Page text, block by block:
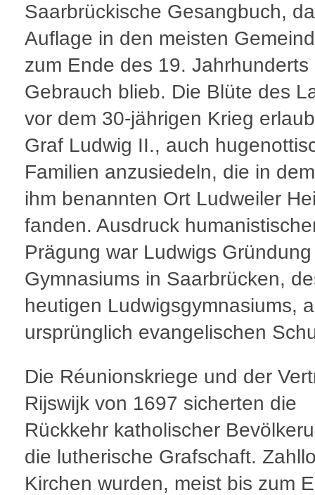
Saarbrückische Gesangbuch,
Auflage in den meisten
zum Ende des 19. Jahrhunderts
Gebrauch blieb. Die Blüte des
vor dem 30-jährigen Krieg
Graf Ludwig II., auch
Familien anzusiedeln, die in
ihm benannten Ort Ludweiler
fanden. Ausdruck
Prägung war Ludwigs
Gymnasiums in Saarbrücken,
heutigen Ludwigsgymnasiums,
ursprünglich evangelischen
Die Réunionskriege und der
Rijswijk von 1697 sicherten die
Rückkehr katholischer
die lutherische Grafschaft.
Kirchen wurden, meist bis zum